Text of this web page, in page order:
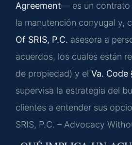
Agreement— es un contrato
la manutención conyugal y,
Of SRIS, P.C. asesora a
acuerdos, los cuales están
de propiedad) y el Va. Code
supervisa la estrategia del
clientes a entender sus
SRIS, P.C. – Advocacy